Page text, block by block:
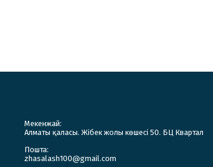
Мекенжай:
Алматы қаласы. Жібек жолы көшесі 50. БЦ Квартал
Пошта:
zhasalash100@gmail.com